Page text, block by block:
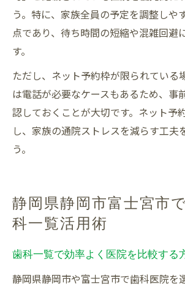
う。特に、家族全員の予定を調整しや
点であり、待ち時間の短縮や混雑回避
す。
ただし、ネット予約枠が限られている
は電話が必要なケースもあるため、事
認しておくことが大切です。ネット予
し、家族の通院ストレスを減らす工夫
う。
静岡県静岡市富士宮市
科一覧活用術
歯科一覧で効率よく医院を比較する
静岡県静岡市や富士宮市で歯科医院を